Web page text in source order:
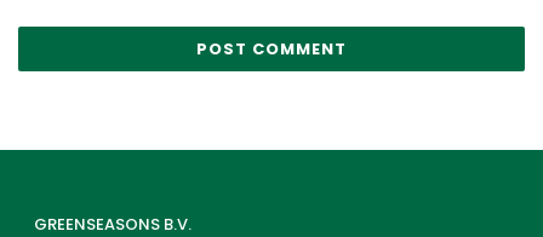
GREENSEASONS B.V.